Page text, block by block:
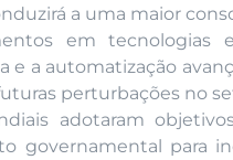
a uma maior
em tecnologias
e a automatização
perturbações no
adotaram
governamental para